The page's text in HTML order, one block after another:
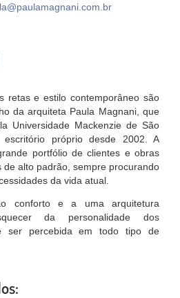
retas e estilo contemporâneo são
da arquiteta Paula Magnani, que
Universidade Mackenzie de São
próprio desde 2002. A
portfólio de clientes e obras
de alto padrão, sempre procurando
da vida atual.
conforto e a uma arquitetura
da personalidade dos
ser percebida em todo tipo de